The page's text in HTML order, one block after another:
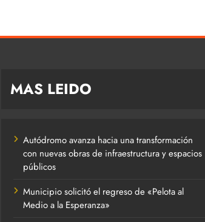
MAS LEIDO
Autódromo avanza hacia una transformación
con nuevas obras de infraestructura y espacios
públicos
Municipio solicitó el regreso de «Pelota al
Medio a la Esperanza»